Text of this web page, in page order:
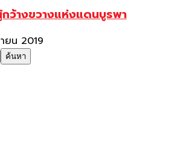
กว้างขวางแห่งแดนบูรพา
ยน 2019